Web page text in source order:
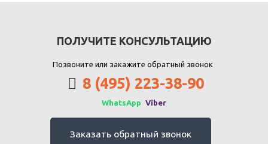
ПОЛУЧИТЕ КОНСУЛЬТАЦИЮ
Позвоните или закажите обратный звонок
8 (495) 223-38-90
WhatsApp Viber
Заказать обратный звонок